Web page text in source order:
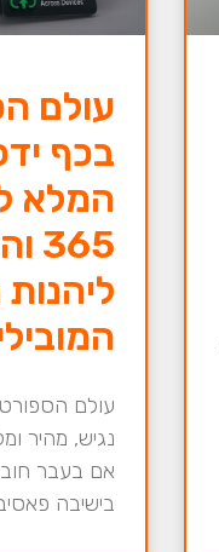
עולם
בכף
המלא
ליהנות
עולם
נגיש, מהיר
אם בעבר
בישיבה